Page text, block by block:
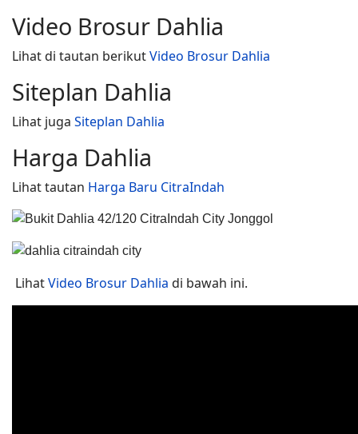
Video Brosur Dahlia
Lihat di tautan berikutVideo Brosur Dahlia
Siteplan Dahlia
Lihat juga Siteplan Dahlia
Harga Dahlia
Lihat tautan Harga Baru CitraIndah
LihatVideo Brosur Dahlia di bawah ini.